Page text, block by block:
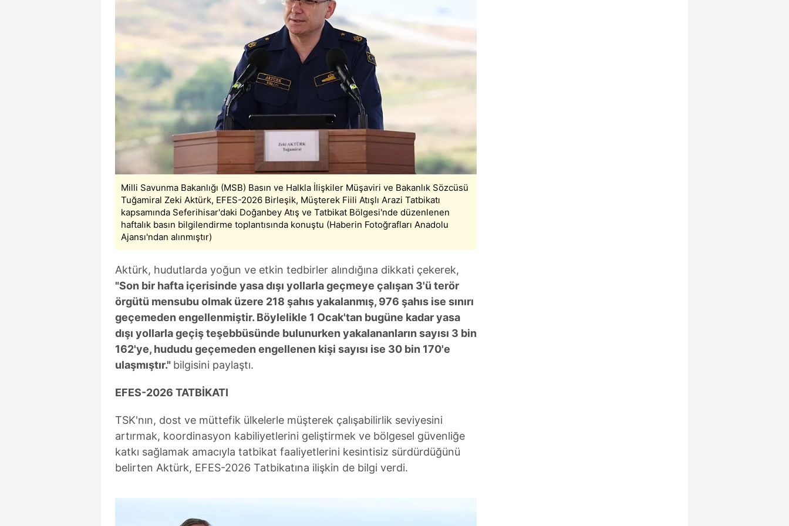
mevzuata uygun olarak kullanılan çerezlerle ilgili bilgi almak için lütfen
Milli Savunma Bakanlığı (MSB) Basın ve Halkla İlişkiler Müşaviri ve Bakanlık Sözcüsü
Tuğamiral Zeki Aktürk, EFES-2026 Birleşik, Müşterek Fiili Atışlı Arazi Tatbikatı
kapsamında Seferihisar'daki Doğanbey Atış ve Tatbikat Bölgesi'nde düzenlenen
haftalık basın bilgilendirme toplantısında konuştu (Haberin Fotoğrafları Anadolu
Ajansı'ndan alınmıştır)
Aktürk, hudutlarda yoğun ve etkin tedbirler alındığına dikkati çekerek,
"Son bir hafta içerisinde yasa dışı yollarla geçmeye çalışan 3'ü terör
örgütü mensubu olmak üzere 218 şahıs yakalanmış, 976 şahıs ise sınırı
geçemeden engellenmiştir. Böylelikle 1 Ocak'tan bugüne kadar yasa
dışı yollarla geçiş teşebbüsünde bulunurken yakalananların sayısı 3 bin
162'ye, hududu geçemeden engellenen kişi sayısı ise 30 bin 170'e
ulaşmıştır." bilgisini paylaştı.
EFES-2026 TATBİKATI
TSK'nın, dost ve müttefik ülkelerle müşterek çalışabilirlik seviyesini
artırmak, koordinasyon kabiliyetlerini geliştirmek ve bölgesel güvenliğe
katkı sağlamak amacıyla tatbikat faaliyetlerini kesintisiz sürdürdüğünü
belirten Aktürk, EFES-2026 Tatbikatına ilişkin de bilgi verdi.